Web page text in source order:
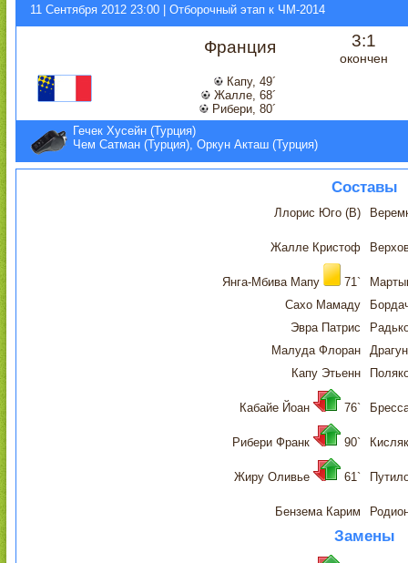
11 Сентября 2012 23:00 | Отборочный этап к ЧМ-2014
Франция 3:1
окончен
Капу, 49´
Жалле, 68´
Рибери, 80´
Гечек Хусейн (Турция)
Чем Сатман (Турция), Оркун Акташ (Турция)
Составы
Ллорис Юго (В)
Жалле Кристоф
Янга-Мбива Мапу 71`
Сахо Мамаду
Эвра Патрис
Малуда Флоран
Капу Этьенн
Кабайе Йоан 76`
Рибери Франк 90`
Жиру Оливье 61`
Бензема Карим
Замены